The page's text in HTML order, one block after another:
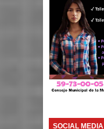
SOCIAL MEDIA